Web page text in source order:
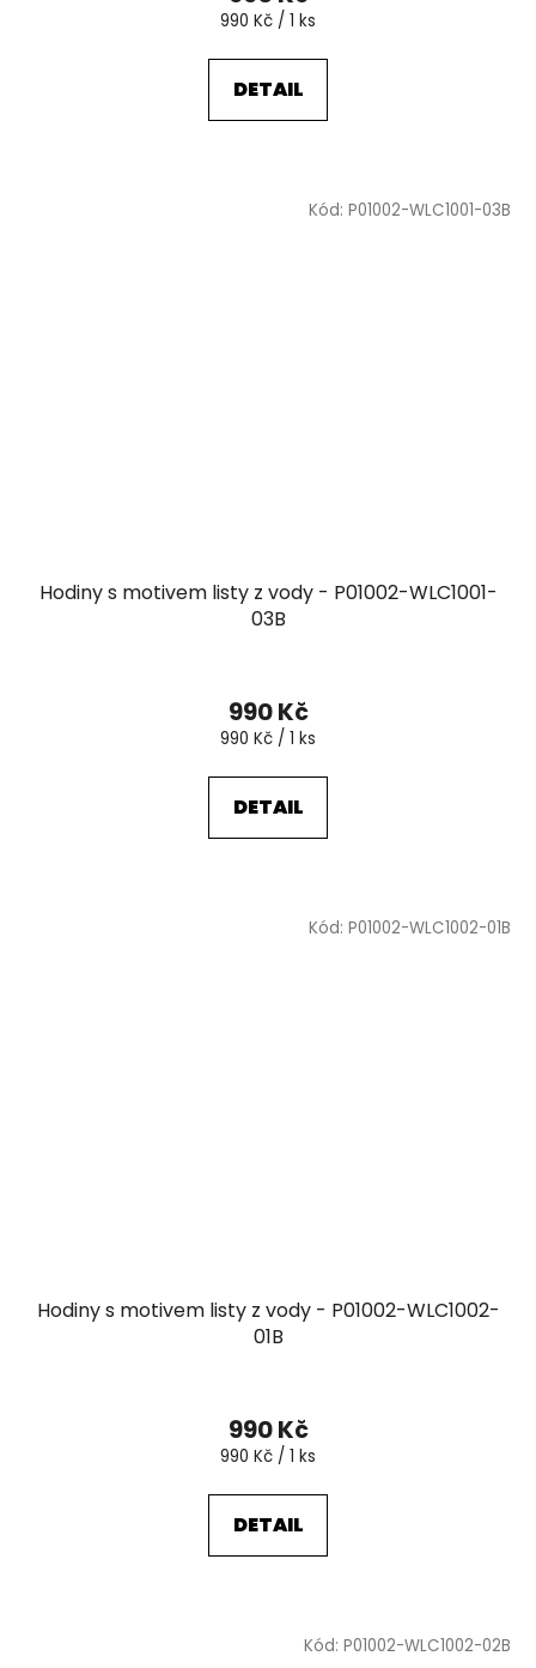
Měrná
990 Kč / 1 ks
DETAIL
Hodiny s motivem listy z vody - P01002-WLC1001-
03B
990 Kč
Měrná
990 Kč / 1 ks
DETAIL
Kód: P01002-WLC1001-03B
Hodiny s motivem listy z vody - P01002-WLC1002-
01B
990 Kč
Měrná
990 Kč / 1 ks
DETAIL
Kód: P01002-WLC1002-01B
Kód: P01002-WLC1002-02B